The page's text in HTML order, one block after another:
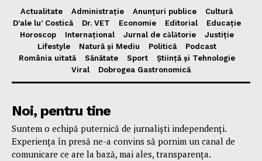
Actualitate Administrație Anunțuri publice
Cultură
D’ale lu’ Costică
Dr. VET Economie Editorial
Educație
Horoscop
Internațional Jurnal de cǎlǎtorie
Justiție
Lifestyle
Natură și Mediu Politică
Podcast
România uitată
Sănătate Sport
Știință și Tehnologie
Viral
Dobrogea Gastronomică
Noi, pentru tine
Suntem o echipă puternică de jurnaliști independenți.
Experiența în presă ne-a convins să pornim un canal de
comunicare ce are la bază, mai ales, transparența.